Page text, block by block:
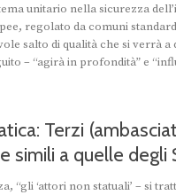
unitario nella sicurezza
regolato da comuni
salto di qualità che si verrà a
– “agirà in profondità” e
Terzi
simili a quelle degli
“gli ‘attori non statuali’ – si